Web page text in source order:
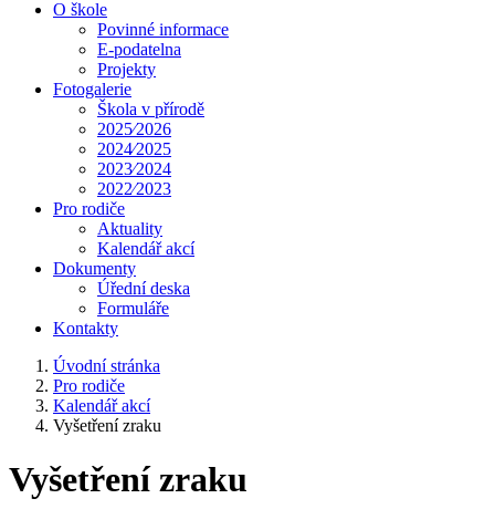
O škole
Povinné informace
E-podatelna
Projekty
Fotogalerie
Škola v přírodě
2025⁄2026
2024⁄2025
2023⁄2024
2022⁄2023
Pro rodiče
Aktuality
Kalendář akcí
Dokumenty
Úřední deska
Formuláře
Kontakty
Úvodní stránka
Pro rodiče
Kalendář akcí
Vyšetření zraku
Vyšetření zraku